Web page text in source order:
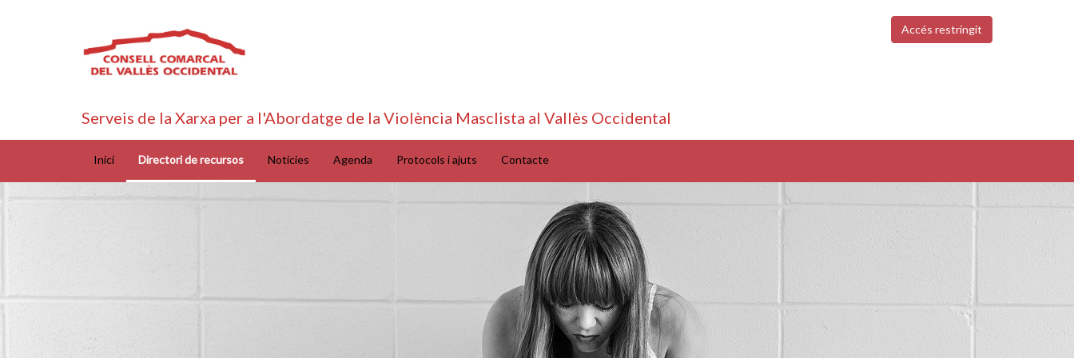
Accés restringit
Serveis de la Xarxa per a l'Abordatge de la Violència Masclista al Vallès Occidental
Inici Directori de recursos Notícies Agenda Protocols i ajuts Contacte